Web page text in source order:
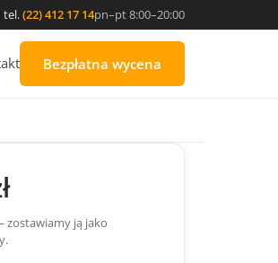
tel.(22) 412 17 14pn–pt 8:00–20:00
Bezpłatna wycena
zostawiamy ją jako